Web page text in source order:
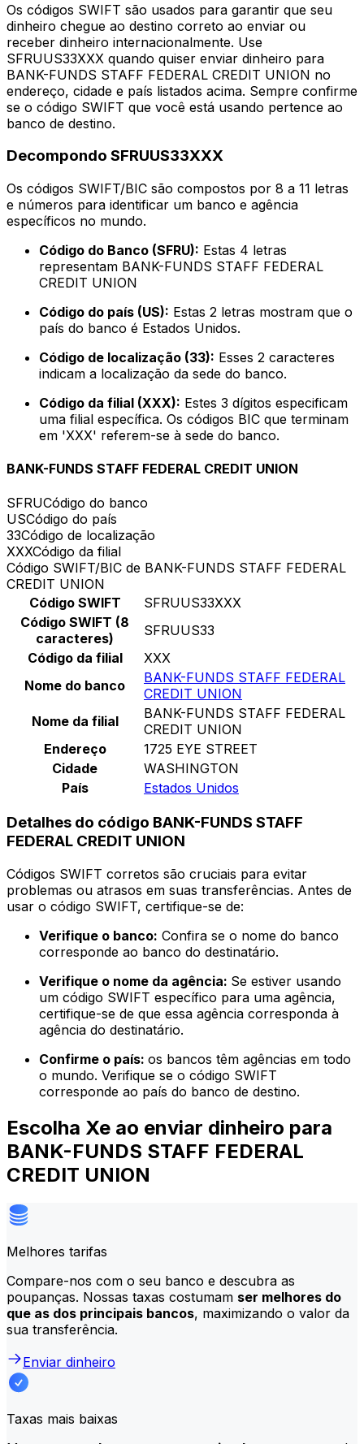
Os códigos SWIFT são usados para garantir que seu
dinheiro chegue ao destino correto ao enviar ou
receber dinheiro internacionalmente. Use
SFRUUS33XXX quando quiser enviar dinheiro para
BANK-FUNDS STAFF FEDERAL CREDIT UNION no
endereço, cidade e país listados acima. Sempre confirme
se o código SWIFT que você está usando pertence ao
banco de destino.
Decompondo SFRUUS33XXX
Os códigos SWIFT/BIC são compostos por 8 a 11 letras
e números para identificar um banco e agência
específicos no mundo.
Código do Banco (SFRU): Estas 4 letras
representam BANK-FUNDS STAFF FEDERAL
CREDIT UNION
Código do país (US): Estas 2 letras mostram que o
país do banco é Estados Unidos.
Código de localização (33): Esses 2 caracteres
indicam a localização da sede do banco.
Código da filial (XXX): Estes 3 dígitos especificam
uma filial específica. Os códigos BIC que terminam
em 'XXX' referem-se à sede do banco.
BANK-FUNDS STAFF FEDERAL CREDIT UNION
SFRUCódigo do banco
USCódigo do país
33Código de localização
XXXCódigo da filial
Código SWIFT/BIC de BANK-FUNDS STAFF FEDERAL
CREDIT UNION
Código SWIFT
SFRUUS33XXX
Código SWIFT (8
caracteres)
SFRUUS33
Código da filial
XXX
Nome do banco
BANK-FUNDS STAFF FEDERAL
CREDIT UNION
Nome da filial
BANK-FUNDS STAFF FEDERAL
CREDIT UNION
Endereço
1725 EYE STREET
Cidade
WASHINGTON
País
Estados Unidos
Detalhes do código BANK-FUNDS STAFF
FEDERAL CREDIT UNION
Códigos SWIFT corretos são cruciais para evitar
problemas ou atrasos em suas transferências. Antes de
usar o código SWIFT, certifique-se de:
Verifique o banco: Confira se o nome do banco
corresponde ao banco do destinatário.
Verifique o nome da agência: Se estiver usando
um código SWIFT específico para uma agência,
certifique-se de que essa agência corresponda à
agência do destinatário.
Confirme o país: os bancos têm agências em todo
o mundo. Verifique se o código SWIFT
corresponde ao país do banco de destino.
Escolha Xe ao enviar dinheiro para
BANK-FUNDS STAFF FEDERAL
CREDIT UNION
Melhores tarifas
Compare-nos com o seu banco e descubra as
poupanças. Nossas taxas costumam ser melhores do
que as dos principais bancos, maximizando o valor da
sua transferência.
Enviar dinheiro
Taxas mais baixas